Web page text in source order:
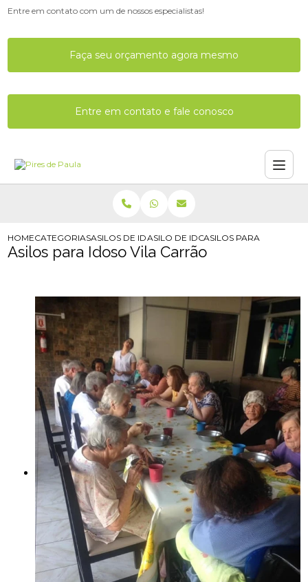
Entre em contato com um de nossos especialistas!
Faça seu orçamento agora mesmo
Entre em contato e fale conosco
HOMECATEGORIASASILOS DE IDOSOSASILO DE IDOSO COM MEDICOS
ASILOS PARA IDOSO
Asilos para Idoso Vila Carrão